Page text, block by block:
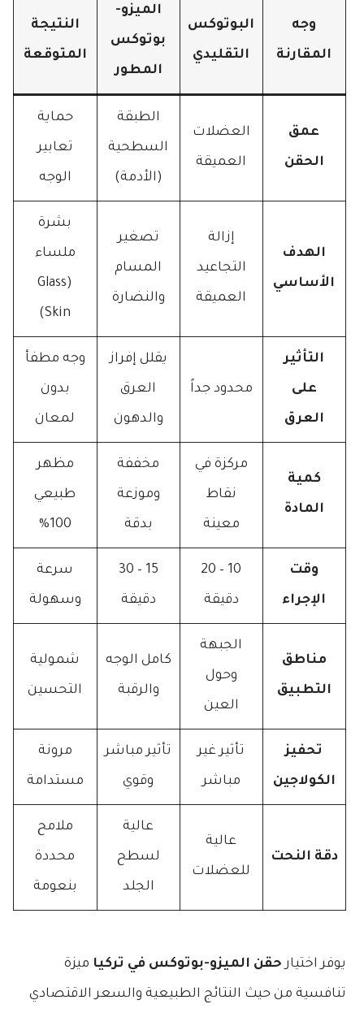
وجه
المقارنة
البوتوكس
التقليدي
الميزو-
بوتوكس
المطور
النتيجة
المتوقعة
عمق
الحقن
العضلات
العميقة
الطبقة
السطحية
(الأدمة)
حماية
تعابير
الوجه
الهدف
الأساسي
إزالة
التجاعيد
العميقة
تصغير
المسام
والنضارة
بشرة
ملساء
(Glass
Skin)
التأثير
على
العرق
محدود جداً
يقلل إفراز
العرق
والدهون
وجه مطفأ
بدون
لمعان
كمية
المادة
مركزة في
نقاط
معينة
مخففة
وموزعة
بدقة
مظهر
طبيعي
100%
وقت
الإجراء
10 – 20
دقيقة
15 – 30
دقيقة
سرعة
وسهولة
مناطق
التطبيق
الجبهة
وحول
العين
كامل الوجه
والرقبة
شمولية
التحسين
تحفيز
الكولاجين
تأثير غير
مباشر
تأثير مباشر
وقوي
مرونة
مستدامة
دقة النحت
عالية
للعضلات
عالية
لسطح
الجلد
ملامح
محددة
بنعومة
يوفر اختيارحقن الميزو-بوتوكس في تركيا ميزة
تنافسية من حيث النتائج الطبيعية والسعر الاقتصادي